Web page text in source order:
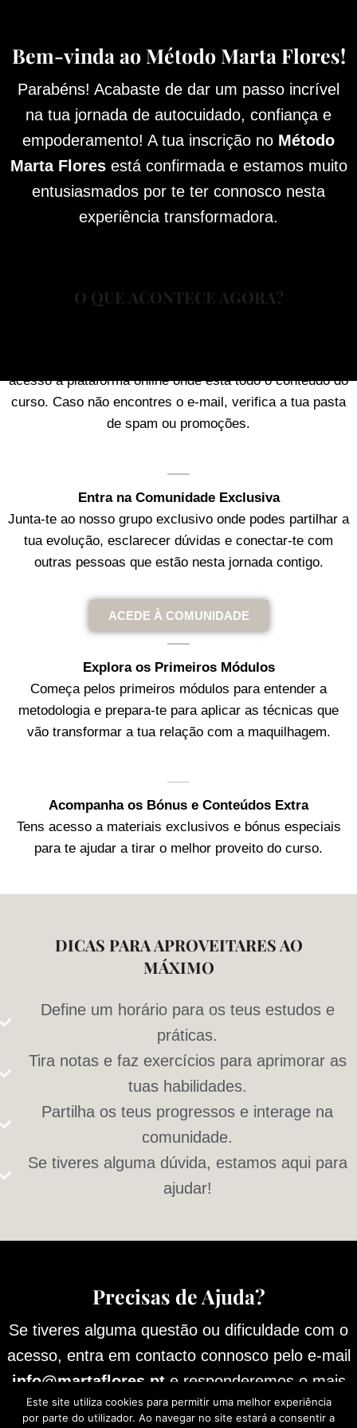
Bem-vinda ao Método Marta Flores!
Parabéns! Acabaste de dar um passo incrível
na tua jornada de autocuidado, confiança e
empoderamento! A tua inscrição no Método
Marta Floresestá confirmada e estamos muito
entusiasmados por te ter connosco nesta
experiência transformadora.
O QUE ACONTECE AGORA?
acesso à plataforma online onde está todo o conteúdo do
curso. Caso não encontres o e-mail, verifica a tua pasta
de spam ou promoções.
Entra na Comunidade Exclusiva
Junta-te ao nosso grupo exclusivo onde podes partilhar a
tua evolução, esclarecer dúvidas e conectar-te com
outras pessoas que estão nesta jornada contigo.
ACEDE À COMUNIDADE
Explora os Primeiros Módulos
Começa pelos primeiros módulos para entender a
metodologia e prepara-te para aplicar as técnicas que
vão transformar a tua relação com a maquilhagem.
Acompanha os Bónus e Conteúdos Extra
Tens acesso a materiais exclusivos e bónus especiais
para te ajudar a tirar o melhor proveito do curso.
DICAS PARA APROVEITARES AO
MÁXIMO
Define um horário para os teus estudos e
práticas.
Tira notas e faz exercícios para aprimorar as
tuas habilidades.
Partilha os teus progressos e interage na
comunidade.
Se tiveres alguma dúvida, estamos aqui para
ajudar!
Precisas de Ajuda?
Se tiveres alguma questão ou dificuldade com o
acesso, entra em contacto connosco pelo e-mail
info@martaflores.pte responderemos o mais
rápido possível.
Este site utiliza cookies para permitir uma melhor experiência
por parte do utilizador. Ao navegar no site estará a consentir a